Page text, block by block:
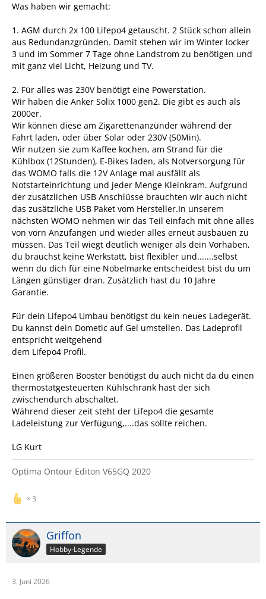
Was haben wir gemacht:
1. AGM durch 2x 100 Lifepo4 getauscht. 2 Stück schon allein
aus Redundanzgründen. Damit stehen wir im Winter locker
3 und im Sommer 7 Tage ohne Landstrom zu benötigen und
mit ganz viel Licht, Heizung und TV.
2. Für alles was 230V benötigt eine Powerstation.
Wir haben die Anker Solix 1000 gen2. Die gibt es auch als
2000er.
Wir können diese am Zigarettenanzünder während der
Fahrt laden, oder über Solar oder 230V (50Min).
Wir nutzen sie zum Kaffee kochen, am Strand für die
Kühlbox (12Stunden), E-Bikes laden, als Notversorgung für
das WOMO falls die 12V Anlage mal ausfällt als
Notstarteinrichtung und jeder Menge Kleinkram. Aufgrund
der zusätzlichen USB Anschlüsse brauchten wir auch nicht
das zusätzliche USB Paket vom Hersteller.In unserem
nächsten WOMO nehmen wir das Teil einfach mit ohne alles
von vorn Anzufangen und wieder alles erneut ausbauen zu
müssen. Das Teil wiegt deutlich weniger als dein Vorhaben,
du brauchst keine Werkstatt, bist flexibler und.......selbst
wenn du dich für eine Nobelmarke entscheidest bist du um
Längen günstiger dran. Zusätzlich hast du 10 Jahre
Garantie.
Für dein Lifepo4 Umbau benötigst du kein neues Ladegerät.
Du kannst dein Dometic auf Gel umstellen. Das Ladeprofil
entspricht weitgehend
dem Lifepo4 Profil.
Einen größeren Booster benötigst du auch nicht da du einen
thermostatgesteuerten Kühlschrank hast der sich
zwischendurch abschaltet.
Während dieser zeit steht der Lifepo4 die gesamte
Ladeleistung zur Verfügung,....das sollte reichen.
LG Kurt
Optima Ontour Editon V65GQ 2020
3
Griffon
Hobby-Legende
3. Juni 2026